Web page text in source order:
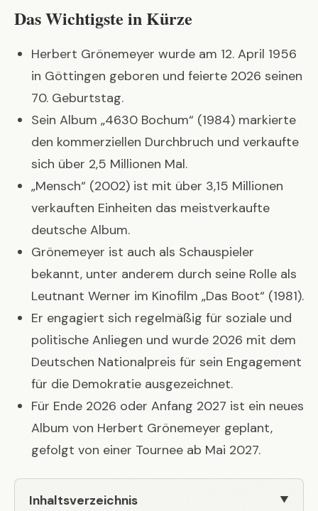
Das Wichtigste in Kürze
Herbert Grönemeyer wurde am 12. April 1956
in Göttingen geboren und feierte 2026 seinen
70. Geburtstag.
Sein Album „4630 Bochum“ (1984) markierte
den kommerziellen Durchbruch und verkaufte
sich über 2,5 Millionen Mal.
„Mensch“ (2002) ist mit über 3,15 Millionen
verkauften Einheiten das meistverkaufte
deutsche Album.
Grönemeyer ist auch als Schauspieler
bekannt, unter anderem durch seine Rolle als
Leutnant Werner im Kinofilm „Das Boot“ (1981).
Er engagiert sich regelmäßig für soziale und
politische Anliegen und wurde 2026 mit dem
Deutschen Nationalpreis für sein Engagement
für die Demokratie ausgezeichnet.
Für Ende 2026 oder Anfang 2027 ist ein neues
Album von Herbert Grönemeyer geplant,
gefolgt von einer Tournee ab Mai 2027.
Inhaltsverzeichnis